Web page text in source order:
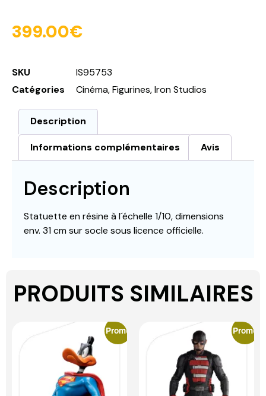
399.00€
SKU
IS95753
Catégories
Cinéma,Figurines,Iron Studios
Description
Informations complémentaires Avis
Description
Statuette en résine à l´échelle 1/10, dimensions
env. 31 cm sur socle sous licence officielle.
PRODUITS SIMILAIRES
Promo Promo